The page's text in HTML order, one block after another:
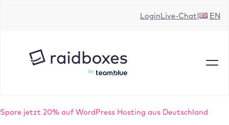
LoginLive-Chat EN
Spare jetzt 20% auf WordPress Hosting aus Deutschland